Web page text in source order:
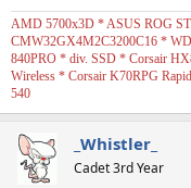
AMD 5700x3D * ASUS ROG
CMW32GX4M2C3200C16 *
840PRO * div. SSD * Corsair
Wireless * Corsair K70RPG
540
_Whistler_
Cadet 3rd Year